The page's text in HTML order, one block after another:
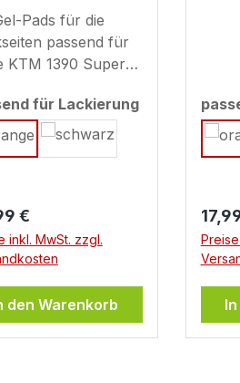
Super
S Orange
Pads für die
passend für
KTM 1390 Super
Style Bewahre
Look
die
effektiv vor
und Abnutzung
etwa durch
Gefertigt aus
für Lackierung
Preis:
€
inkl. MwSt. zzgl.
den Warenkorb